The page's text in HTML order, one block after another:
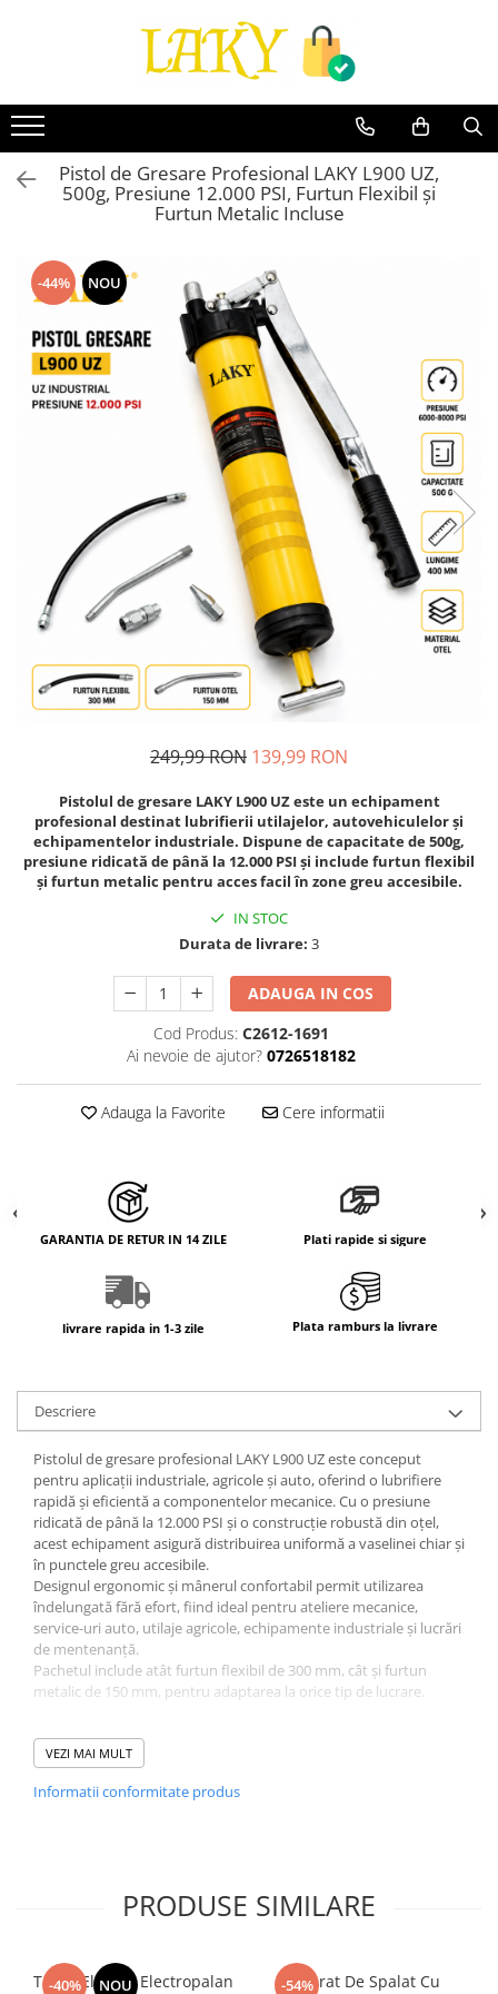
Toate Produsele
Îngrijire personală & Cosmetice
Casă & Grădină
Diverse
Accesorii telefoane & Gadgeturi
TV, Audio-Video & Foto
Gaming & Jucării
Electrocasnice & Electronice
Accesorii auto
Divertisment
Truse, Scule de mana si unelte
Auto, Moto, Vehicule Electrice
Componente IT
Instalatii luminoase, Brazi Artificiali
de Craciun
Sisteme de supraveghere si
Pistol de Gresare Profesional LAKY L900 UZ,
500g, Presiune 12.000 PSI, Furtun Flexibil și
Furtun Metalic Incluse
-44% NOU
249,99 RON 139,99 RON
Pistolul de gresare LAKY L900 UZ este un echipament
profesional destinat lubrifierii utilajelor, autovehiculelor și
echipamentelor industriale. Dispune de capacitate de 500g,
presiune ridicată de până la 12.000 PSI și include furtun flexibil
și furtun metalic pentru acces facil în zone greu accesibile.
IN STOC
Durata de livrare: 3
ADAUGA IN COS
Cod Produs: C2612-1691
Ai nevoie de ajutor? 0726518182
Adauga la Favorite Cere informatii
GARANTIA DE RETUR IN 14 ZILE Plati rapide si sigure
livrare rapida in 1-3 zile Plata ramburs la livrare
Descriere
Pistolul de gresare profesional LAKY L900 UZ este conceput
pentru aplicații industriale, agricole și auto, oferind o lubrifiere
rapidă și eficientă a componentelor mecanice. Cu o presiune
ridicată de până la 12.000 PSI și o construcție robustă din oțel,
acest echipament asigură distribuirea uniformă a vaselinei chiar și
în punctele greu accesibile.
Designul ergonomic și mânerul confortabil permit utilizarea
îndelungată fără efort, fiind ideal pentru ateliere mecanice,
service-uri auto, utilaje agricole, echipamente industriale și lucrări
de mentenanță.
Pachetul include atât furtun flexibil de 300 mm, cât și furtun
metalic de 150 mm, pentru adaptarea la orice tip de lucrare.
Caracteristici principale
✔ Presiune mare de lucru până la 12.000 PSI
✔ Capacitate rezervor 500 g
✔ Operare simplă și eficientă
VEZI MAI MULT
Informatii conformitate produs
PRODUSE SIMILARE
-40% NOU
Troliu Electric Electropalan
-54%
Aparat De Spalat Cu